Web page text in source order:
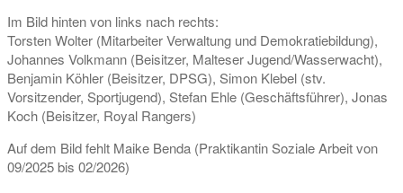
Im Bild hinten von links nach rechts:
Torsten Wolter (Mitarbeiter Verwaltung und Demokratiebildung),
Johannes Volkmann (Beisitzer, Malteser Jugend/Wasserwacht),
Benjamin Köhler (Beisitzer, DPSG), Simon Klebel (stv.
Vorsitzender, Sportjugend), Stefan Ehle (Geschäftsführer), Jonas
Koch (Beisitzer, Royal Rangers)
Auf dem Bild fehlt Maike Benda (Praktikantin Soziale Arbeit von
09/2025 bis 02/2026)